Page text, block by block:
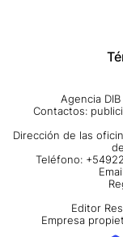
Agencia
Contactos:
Dirección de las
Teléfono:
Editor
Empresa